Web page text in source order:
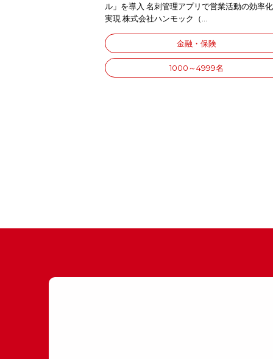
ル」を導入 名刺管理アプリで営業活動の効率
実現 株式会社ハンモック（...
金融・保険
1000～4999名